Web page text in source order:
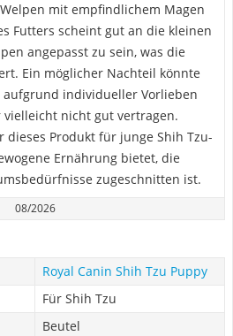
mit empfindlichem Magen
Futters scheint gut an die kleinen
angepasst zu sein, was die
Ein möglicher Nachteil könnte
aufgrund individueller Vorlieben
nicht gut vertragen.
dieses Produkt für junge Shih Tzu-
Ernährung bietet, die
zugeschnitten ist.
08/2026
Royal Canin Shih Tzu Puppy
Für Shih Tzu
Beutel